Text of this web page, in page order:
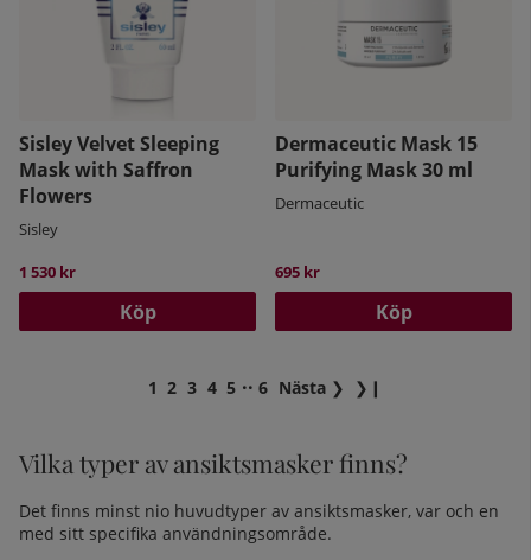
Sisley Velvet Sleeping
Mask with Saffron
Flowers
Sisley
1 530 kr
Köp
Dermaceutic Mask 15
Purifying Mask 30 ml
Dermaceutic
695 kr
Köp
1 2 3 4 5 .. 6 Nästa ❯ ❯❙
Vilka typer av ansiktsmasker finns?
Det finns minst nio huvudtyper av ansiktsmasker, var och en
med sitt specifika användningsområde.